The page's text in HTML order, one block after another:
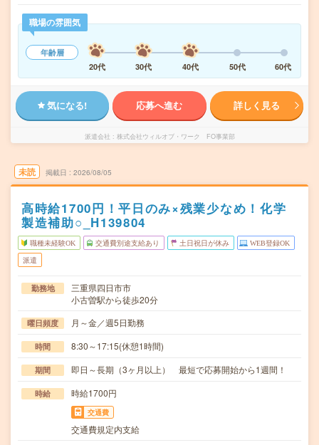
職場の雰囲気
年齢層
20代
30代 40代 50代 60代
気になる! 応募へ進む 詳しく見る
派遣会社 株式会社ウィルオブ・ワーク FO事業部
未読 掲載日 2026/08/05
高時給1700円！平日のみ×残業少なめ！化学
製造補助○_H139804
職種未経験OK 交通費別途支給あり 土日祝日が休み WEB登録OK
派遣
勤務地
三重県四日市市
小古曽駅から徒歩20分
曜日頻度 月～金／週5日勤務
時間 8:30～17:15(休憩1時間)
期間 即日～長期（3ヶ月以上） 最短で応募開始から1週間！
時給 時給1700円
交通費
交通費規定内支給